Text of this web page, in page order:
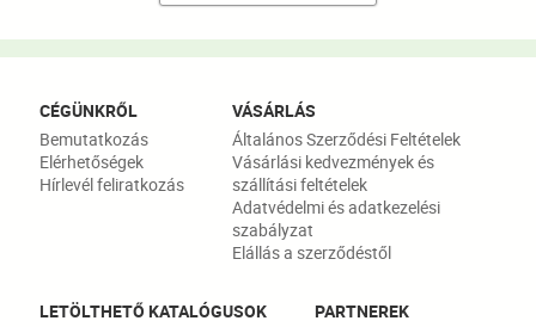
CÉGÜNKRŐL
Bemutatkozás
Elérhetőségek
Hírlevél feliratkozás
VÁSÁRLÁS
Általános Szerződési Feltételek
Vásárlási kedvezmények és
szállítási feltételek
Adatvédelmi és adatkezelési
szabályzat
Elállás a szerződéstől
LETÖLTHETŐ KATALÓGUSOK
PARTNEREK